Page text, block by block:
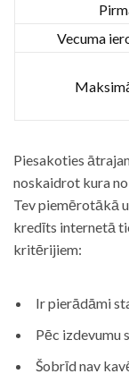
Vecuma
Piesakoties
noskaidrot kura
Tev piemērotākā
kredīts internetā
kritērijiem:
Ir pierādāmi
Pēc izdevumu
Šobrīd nav